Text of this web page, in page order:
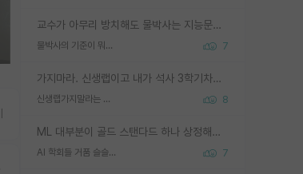
교수가 아무리 방치해도 물박사는 지능문제고 본인 의지 문제임. 만물 교수탓 하는 애들이 이상한거임.
물박사의 기준이 뭐임? 7
가지마라. 신생랩이고 내가 석사 3학기차인데 최고참인데 나도 아무것도 모르는데 교수가 후배들 왜 논문 교육 안시키냐. 논문 왜 안 써오냐 닦달한다
신생랩가지말라는 이유가 있었구나 8
ML 대부분이 골드 스탠다드 하나 상정해놓고 (벤치마크 데이터셋이 여러 개면 여러 개 상정) 그거 얼마나 잘 맞추나 싸움임 가끔 번뜩이는 설계 철학을 보여주는 논문들도 있지만 대부분 그거 성적 얼마나 더 올리느라에 혈안이 되어 있는 측면이 잇음
AI 학회들 거품 슬슬 지적이 나오네요 7